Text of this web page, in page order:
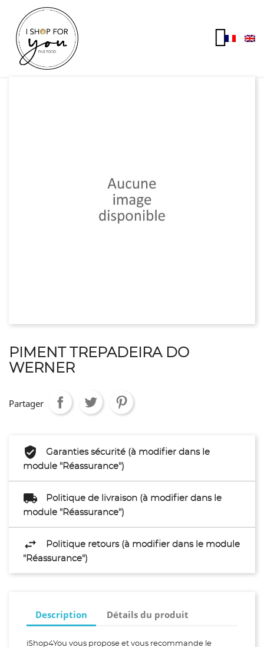
PIMENT TREPADEIRA DO
WERNER
Partager
Garanties sécurité (à modifier dans le
module "Réassurance")
Politique de livraison (à modifier dans le
module "Réassurance")
Politique retours (à modifier dans le module
"Réassurance")
Description Détails du produit
iShop4You vous propose et vous recommande le